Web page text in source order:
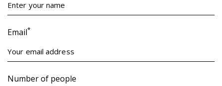
Email*
Number of people